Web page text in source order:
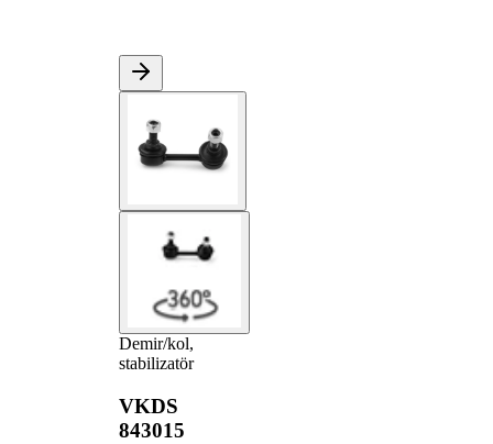
Demir/kol,
stabilizatör
VKDS
843015